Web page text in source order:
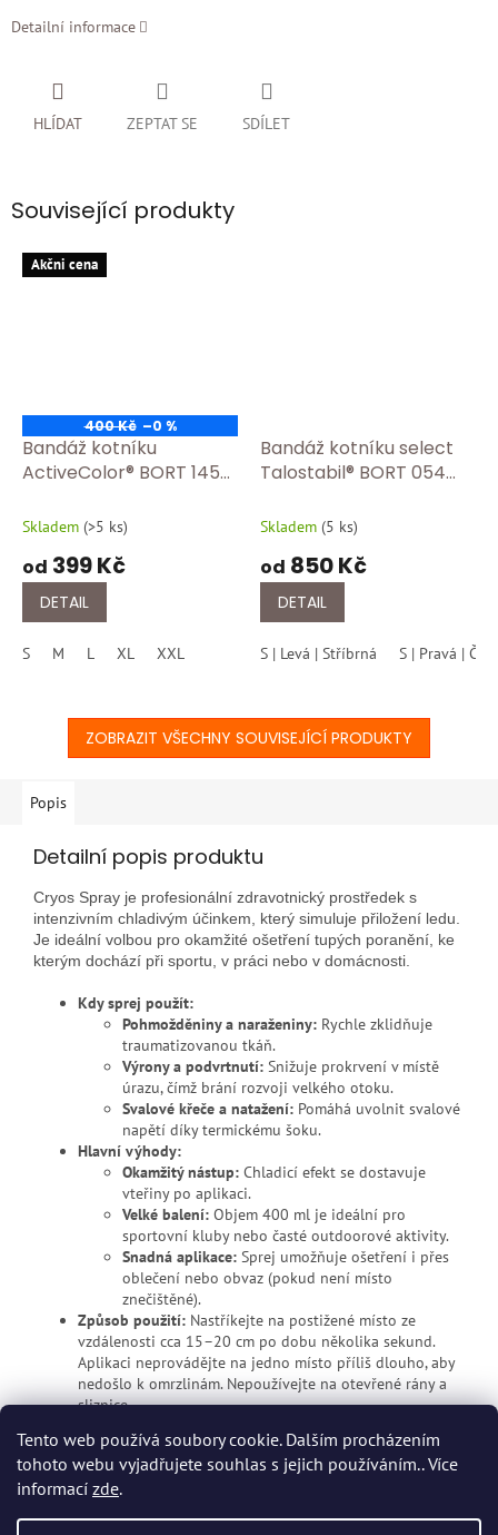
Tento web používá soubory cookie. Dalším procházením
tohoto webu vyjadřujete souhlas s jejich používáním.. Více
informací zde.
Detailní informace
ZEPTAT SE
HLÍDAT SDÍLET
Související produkty
Akčni cena
400 Kč –0 %
Bandáž kotníku
ActiveColor® BORT 1450
Skladem (>5 ks)
od 399 Kč
DETAIL
S M L XL XXL
Bandáž kotníku select
Talostabil® BORT 054
Skladem (5 ks)
od 850 Kč
DETAIL
S | Levá | Stříbrná S | Pravá |
ZOBRAZIT VŠECHNY SOUVISEJÍCÍ PRODUKTY
Popis
Detailní popis produktu
Cryos Spray je profesionální zdravotnický prostředek s
intenzivním chladivým účinkem, který simuluje přiložení ledu.
Je ideální volbou pro okamžité ošetření tupých poranění, ke
kterým dochází při sportu, v práci nebo v domácnosti.
Kdy sprej použít:
Pohmožděniny a naraženiny: Rychle zklidňuje
traumatizovanou tkáň.
Výrony a podvrtnutí: Snižuje prokrvení v místě
úrazu, čímž brání rozvoji velkého otoku.
Svalové křeče a natažení: Pomáhá uvolnit svalové
napětí díky termickému šoku.
Hlavní výhody:
Okamžitý nástup: Chladicí efekt se dostavuje
vteřiny po aplikaci.
Velké balení: Objem 400 ml je ideální pro
sportovní kluby nebo časté outdoorové aktivity.
Snadná aplikace: Sprej umožňuje ošetření i přes
oblečení nebo obvaz (pokud není místo
znečištěné).
Způsob použití: Nastříkejte na postižené místo ze
vzdálenosti cca 15–20 cm po dobu několika sekund.
Aplikaci neprovádějte na jedno místo příliš dlouho, aby
nedošlo k omrzlinám. Nepoužívejte na otevřené rány a
sliznice.